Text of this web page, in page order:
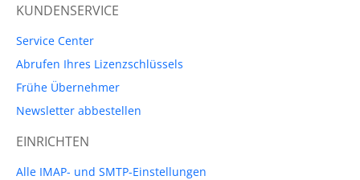
KUNDENSERVICE
Service Center
Abrufen Ihres Lizenzschlüssels
Frühe Übernehmer
Newsletter abbestellen
EINRICHTEN
Alle IMAP- und SMTP-Einstellungen